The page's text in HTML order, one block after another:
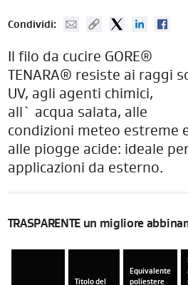
Condividi: Mail Copy URLTwitterLinked
Il filo da cucire GORE®
TENARA® resiste ai raggi
UV, agli agenti chimici,
all` acqua salata, alle
condizioni meteo estreme
alle piogge acide: ideale
applicazioni da esterno.
TRASPARENTE un migliore
Titolo del
Equivalente
poliestere